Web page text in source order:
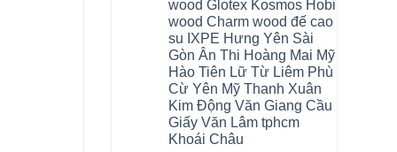
Thọ
Hải
Phòng
Sóc
Sơn
Ninh
Bình
Hưng
Yên
Thái
Bình
Hưng
Yên
Hà
Đông
Hạ
Long
giá
cửa
nhựa
nhà
vệ
sinh
giá
rẻ
tpHCM
Thanh
Xuân
Bắc
Ninh
wood Glotex Kosmos Hobi
wood Charm wood đế cao
su IXPE Hưng Yên Sài
Gòn Ân Thi Hoàng Mai Mỹ
Hào Tiên Lữ Từ Liêm Phù
Cừ Yên Mỹ Thanh Xuân
Kim Động Văn Giang Cầu
Giấy Văn Lâm tphcm
Khoái Châu